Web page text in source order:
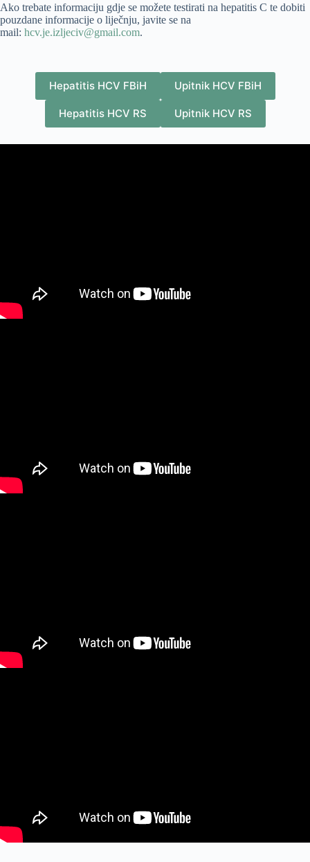
Ako trebate informaciju gdje se možete testirati na hepatitis C te dobiti
pouzdane informacije o liječnju, javite se na
mail: hcv.je.izljeciv@gmail.com.
Hepatitis HCV FBiH Upitnik HCV FBiH
Hepatitis HCV RS Upitnik HCV RS